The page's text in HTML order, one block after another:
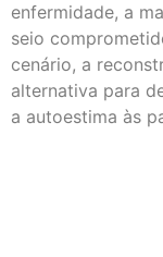
enfermidade, a
seio
cenário, a
alternativa para
a autoestima às